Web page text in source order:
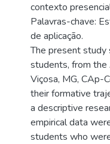
contexto
Palavras-chave:
de aplicação.
The present study
students, from
Viçosa, MG, CAp-
their formative
a descriptive
empirical data
students who